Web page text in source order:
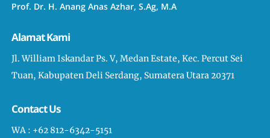
Prof. Dr. H. Anang Anas Azhar, S.Ag, M.A
Alamat Kami
Jl. William Iskandar Ps. V, Medan Estate, Kec. Percut Sei
Tuan, Kabupaten Deli Serdang, Sumatera Utara 20371
Contact Us
WA : +62 812-6342-5151